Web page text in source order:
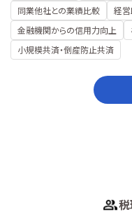
同業他社との業績比較
経
金融機関からの信用力向上
小規模共済・倒産防止共済